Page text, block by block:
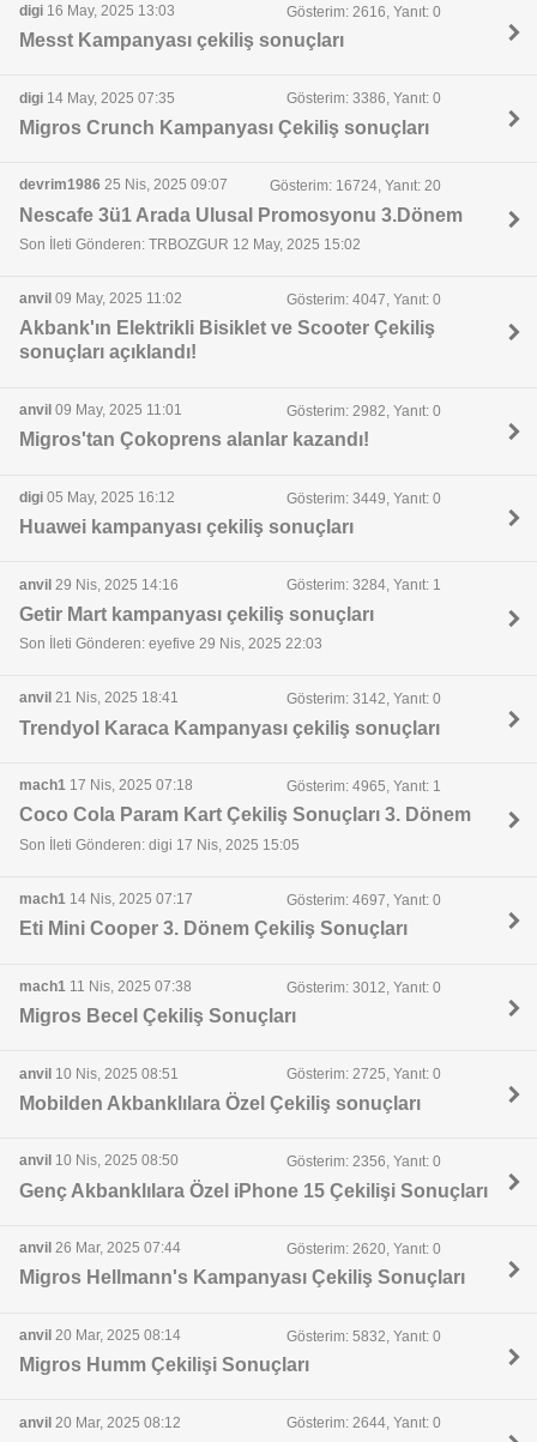
digi 16 May, 2025 13:03 Gösterim: 2616, Yanıt: 0
Messt Kampanyası çekiliş sonuçları
digi 14 May, 2025 07:35 Gösterim: 3386, Yanıt: 0
Migros Crunch Kampanyası Çekiliş sonuçları
devrim1986 25 Nis, 2025 09:07 Gösterim: 16724, Yanıt: 20
Nescafe 3ü1 Arada Ulusal Promosyonu 3.Dönem
Son İleti Gönderen: TRBOZGUR 12 May, 2025 15:02
anvil 09 May, 2025 11:02 Gösterim: 4047, Yanıt: 0
Akbank'ın Elektrikli Bisiklet ve Scooter Çekiliş
sonuçları açıklandı!
anvil 09 May, 2025 11:01 Gösterim: 2982, Yanıt: 0
Migros'tan Çokoprens alanlar kazandı!
digi 05 May, 2025 16:12 Gösterim: 3449, Yanıt: 0
Huawei kampanyası çekiliş sonuçları
anvil 29 Nis, 2025 14:16 Gösterim: 3284, Yanıt: 1
Getir Mart kampanyası çekiliş sonuçları
Son İleti Gönderen: eyefive 29 Nis, 2025 22:03
anvil 21 Nis, 2025 18:41 Gösterim: 3142, Yanıt: 0
Trendyol Karaca Kampanyası çekiliş sonuçları
mach1 17 Nis, 2025 07:18 Gösterim: 4965, Yanıt: 1
Coco Cola Param Kart Çekiliş Sonuçları 3. Dönem
Son İleti Gönderen: digi 17 Nis, 2025 15:05
mach1 14 Nis, 2025 07:17 Gösterim: 4697, Yanıt: 0
Eti Mini Cooper 3. Dönem Çekiliş Sonuçları
mach1 11 Nis, 2025 07:38 Gösterim: 3012, Yanıt: 0
Migros Becel Çekiliş Sonuçları
anvil 10 Nis, 2025 08:51 Gösterim: 2725, Yanıt: 0
Mobilden Akbanklılara Özel Çekiliş sonuçları
anvil 10 Nis, 2025 08:50 Gösterim: 2356, Yanıt: 0
Genç Akbanklılara Özel iPhone 15 Çekilişi Sonuçları
anvil 26 Mar, 2025 07:44 Gösterim: 2620, Yanıt: 0
Migros Hellmann's Kampanyası Çekiliş Sonuçları
anvil 20 Mar, 2025 08:14 Gösterim: 5832, Yanıt: 0
Migros Humm Çekilişi Sonuçları
anvil 20 Mar, 2025 08:12 Gösterim: 2644, Yanıt: 0